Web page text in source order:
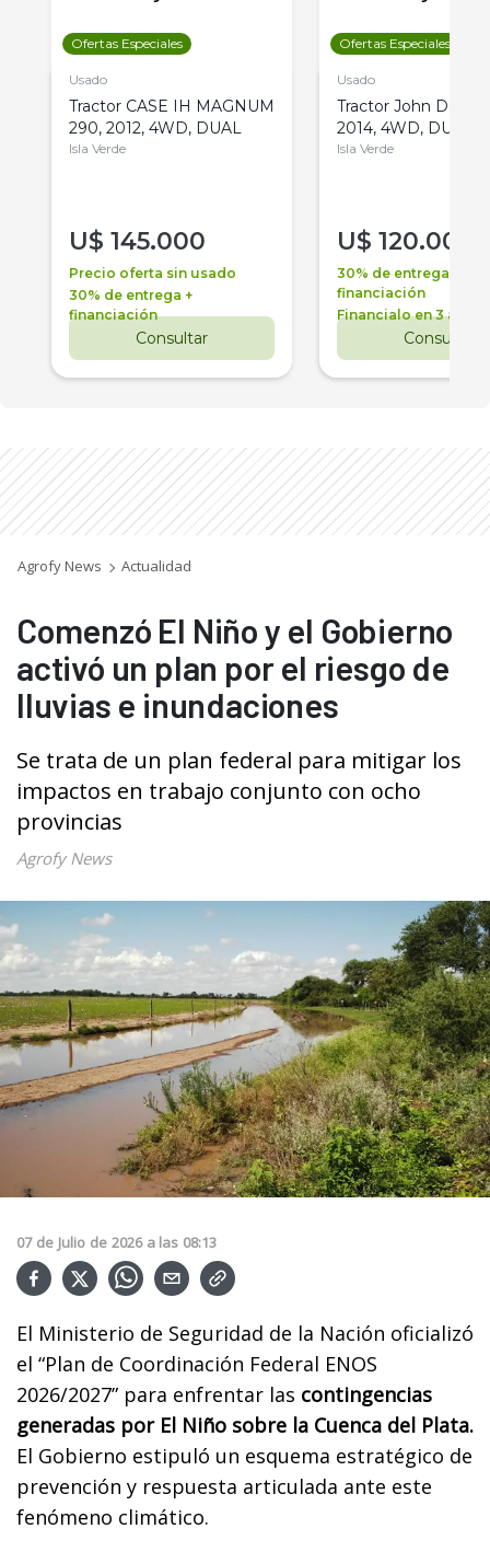
Ofertas Especiales
Usado
Tractor CASE IH MAGNUM
290, 2012, 4WD, DUAL
Isla Verde
U$ 145.000
Precio oferta sin usado
30% de entrega +
financiación
Consultar
Ofertas Especiales
Usado
Tractor John Deere
2014, 4WD, DUAL
Isla Verde
U$ 120.000
30% de entrega +
financiación
Financialo en 3 años
Consultar
Agrofy News Actualidad
Comenzó El Niño y el Gobierno
activó un plan por el riesgo de
lluvias e inundaciones
Se trata de un plan federal para mitigar los
impactos en trabajo conjunto con ocho
provincias
Agrofy News
07 de Julio de 2026 a las 08:13
El Ministerio de Seguridad de la Nación oficializó
el “Plan de Coordinación Federal ENOS
2026/2027” para enfrentar las contingencias
generadas por El Niño sobre la Cuenca del Plata.
El Gobierno estipuló un esquema estratégico de
prevención y respuesta articulada ante este
fenómeno climático.